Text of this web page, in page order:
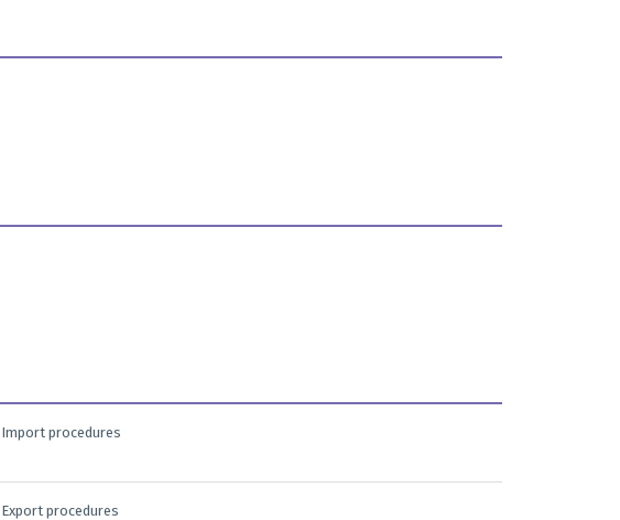
Import procedures
Export procedures